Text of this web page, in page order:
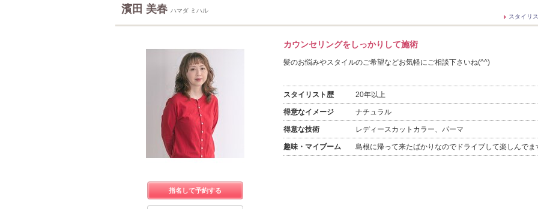
濱田 美春 ハマダ ミハル
スタイリ
指名して予約する
カウンセリングをしっかりして施術
髪のお悩みやスタイルのご希望などお気軽にご相談下さいね(^^)
スタイリスト歴 20年以上
得意なイメージ ナチュラル
得意な技術 レディースカットカラー、パーマ
趣味・マイブーム 島根に帰って来たばかりなのでドライブして楽しんでま